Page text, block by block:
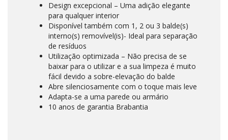
Design excepcional – Uma adição elegante
para qualquer interior
Disponível também com 1, 2 ou 3 balde(s)
interno(s) removível(is)- Ideal para separação
de resíduos
Utilização optimizada – Não precisa de se
baixar para o utilizar e a sua limpeza é muito
fácil devido a sobre-elevação do balde
Abre silenciosamente com o toque mais leve
Adapta-se a uma parede ou armário
10 anos de garantia Brabantia